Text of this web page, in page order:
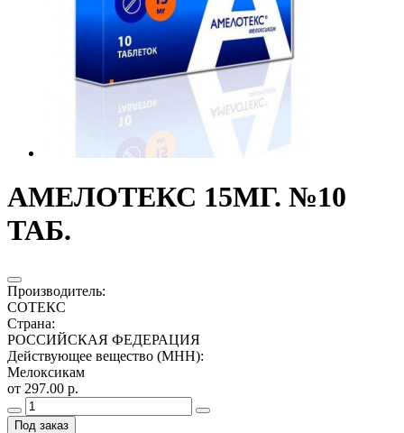
АМЕЛОТЕКС 15МГ. №10
ТАБ.
Производитель:
СОТЕКС
Страна:
РОССИЙСКАЯ ФЕДЕРАЦИЯ
Действующее вещество (МНН):
Мелоксикам
от 297.00 р.
Под заказ